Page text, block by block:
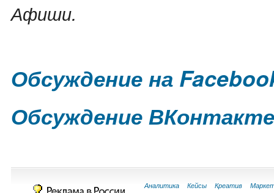
Афиши.
Обсуждение на
Обсуждение ВКонтакте
Аналитика Кейсы Креатив